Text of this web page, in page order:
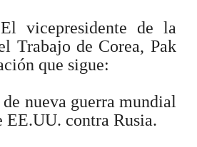
vicepresidente de la
Trabajo de Corea, Pak
que sigue:
nueva guerra mundial
contra Rusia.